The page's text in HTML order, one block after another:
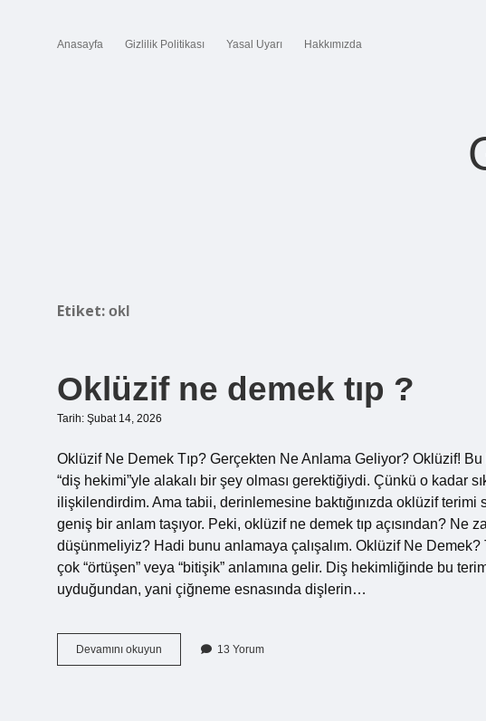
Anasayfa Gizlilik Politikası Yasal Uyarı Hakkımızda
Etiket: okl
Oklüzif ne demek tıp ?
Tarih: Şubat 14, 2026
Oklüzif Ne Demek Tıp? Gerçekten Ne Anlama Geliyor? Oklüzif!
“diş hekimi”yle alakalı bir şey olması gerektiğiydi. Çünkü o kadar
ilişkilendirdim. Ama tabii, derinlemesine baktığınızda oklüzif terimi
geniş bir anlam taşıyor. Peki, oklüzif ne demek tıp açısından? Ne
düşünmeliyiz? Hadi bunu anlamaya çalışalım. Oklüzif Ne Demek?
çok “örtüşen” veya “bitişik” anlamına gelir. Diş hekimliğinde bu
uyduğundan, yani çiğneme esnasında dişlerin…
Devamını okuyun
ne
13 Yorum